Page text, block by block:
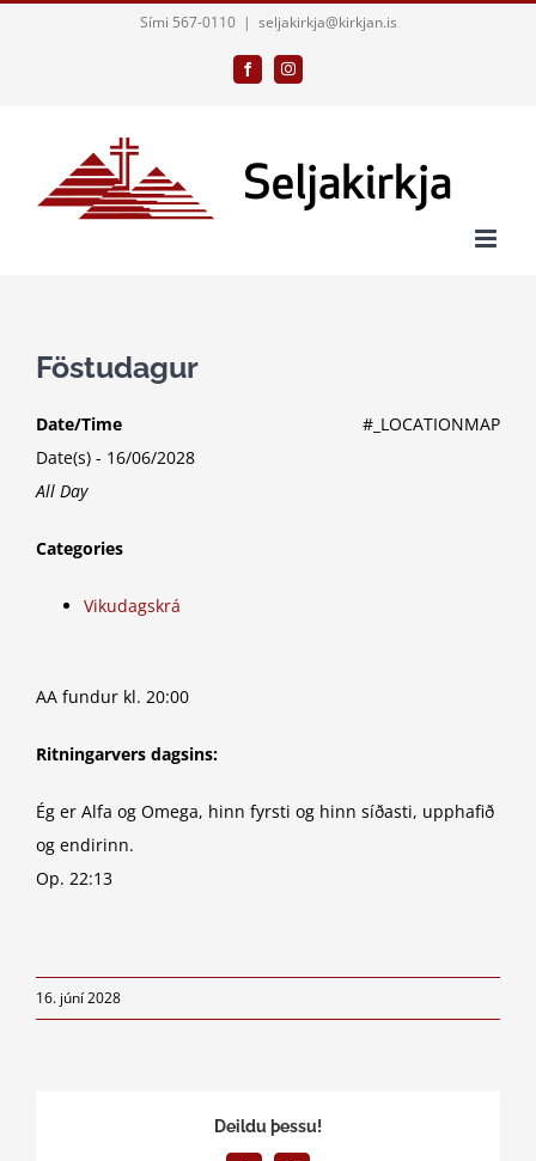
Sími 567-0110 | seljakirkja@kirkjan.is
FacebookInstagram
Föstudagur
#_LOCATIONMAP
Date/Time
Date(s) - 16/06/2028
All Day
Categories
Vikudagskrá
AA fundur kl. 20:00
Ritningarvers dagsins:
Ég er Alfa og Omega, hinn fyrsti og hinn síðasti, upphafið
og endirinn.
Op. 22:13
16. júní 2028
Deildu þessu!